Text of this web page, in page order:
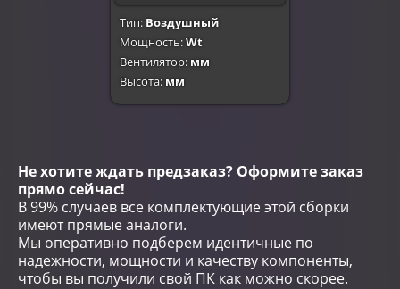
Тип: Воздушный
Мощность:Wt
Вентилятор: мм
Высота: мм
Не хотите ждать предзаказ? Оформите заказ
прямо сейчас!
В 99% случаев все комплектующие этой сборки
имеют прямые аналоги.
Мы оперативно подберем идентичные по
надежности, мощности и качеству компоненты,
чтобы вы получили свой ПК как можно скорее.